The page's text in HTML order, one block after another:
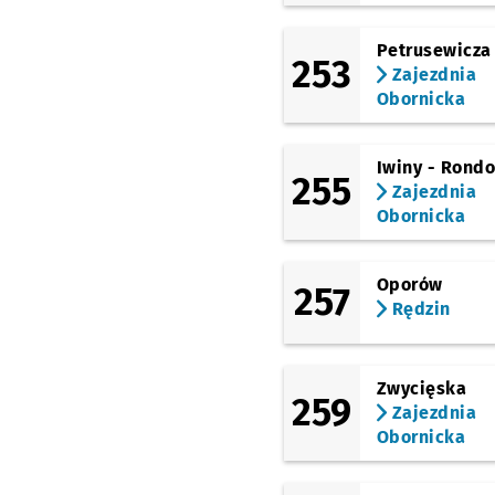
253
Petrusewicza
Zajezdnia
Obornicka
255
Iwiny - Rondo
Zajezdnia
Obornicka
257
Oporów
Rędzin
259
Zwycięska
Zajezdnia
Obornicka